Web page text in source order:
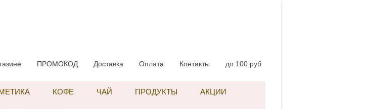
ПРОМОКОД Доставка Оплата Контакты до 100 руб
КОФЕ ЧАЙ ПРОДУКТЫ АКЦИИ